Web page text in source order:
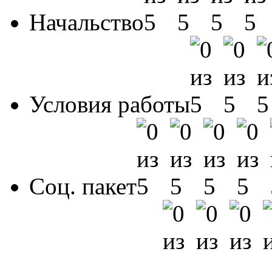
Начальство
Условия работы
Соц. пакет